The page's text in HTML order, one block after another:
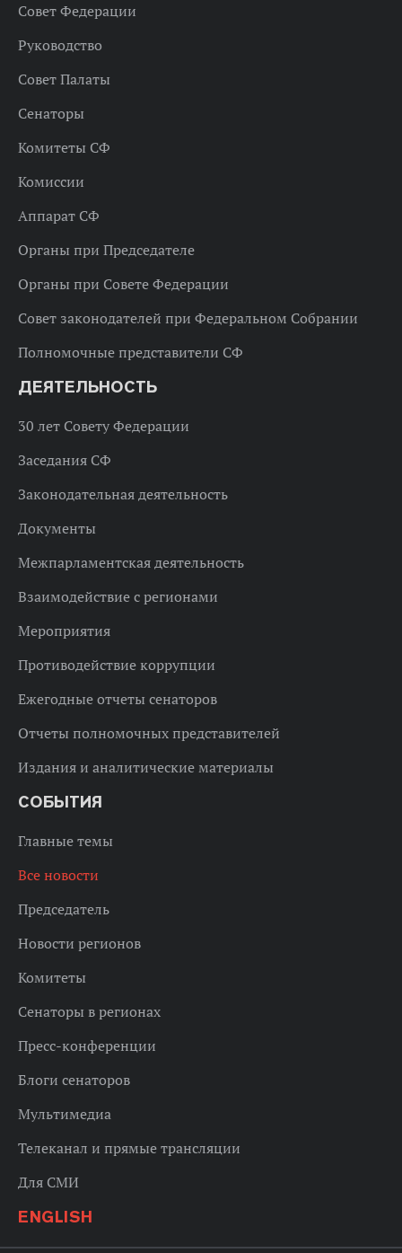
Совет Федерации
Руководство
Совет Палаты
Сенаторы
Комитеты СФ
Комиссии
Аппарат СФ
Органы при Председателе
Органы при Совете Федерации
Совет законодателей при Федеральном Собрании
Полномочные представители СФ
ДЕЯТЕЛЬНОСТЬ
30 лет Совету Федерации
Заседания СФ
Законодательная деятельность
Документы
Межпарламентская деятельность
Взаимодействие с регионами
Мероприятия
Противодействие коррупции
Ежегодные отчеты сенаторов
Отчеты полномочных представителей
Издания и аналитические материалы
СОБЫТИЯ
Главные темы
Все новости
Председатель
Новости регионов
Комитеты
Сенаторы в регионах
Пресс-конференции
Блоги сенаторов
Мультимедиа
Телеканал и прямые трансляции
Для СМИ
ENGLISH